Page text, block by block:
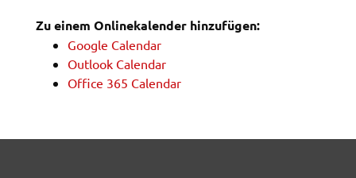
Zu einem Online­ka­len­der hinzu­fü­gen:
Goog­le Calen­dar
Outlook Calen­dar
Office 365 Calen­dar
EXTERNE MEDIEN
Wir weisen darauf hin, dass die Verarbeitung Ihrer
Daten bei Aktivierung dieser Auswahlaußerhalb
des Verantwortungsbereichs des Landratsamtes
gelten. Auf unserem Onlineangebot sind